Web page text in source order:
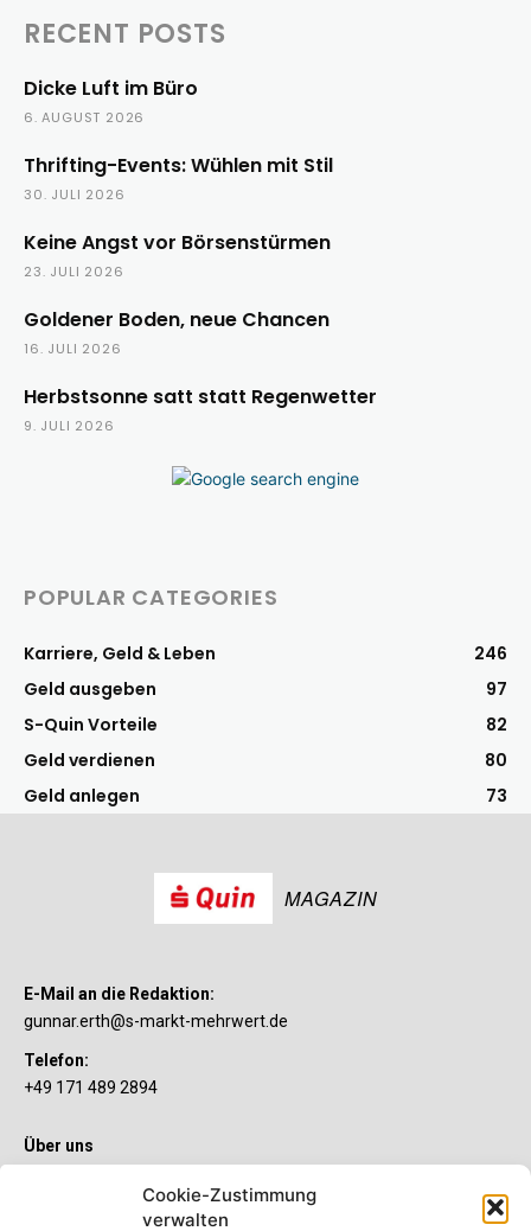
Cookie-Zustimmung
verwalten
RECENT POSTS
Dicke Luft im Büro
6. AUGUST 2026
Thrifting-Events: Wühlen mit Stil
30. JULI 2026
Keine Angst vor Börsenstürmen
23. JULI 2026
Goldener Boden, neue Chancen
16. JULI 2026
Herbstsonne satt statt Regenwetter
9. JULI 2026
POPULAR CATEGORIES
Karriere, Geld & Leben
246
Geld ausgeben
97
S-Quin Vorteile
82
Geld verdienen
80
Geld anlegen
73
MAGAZIN
E-Mail an die Redaktion:
gunnar.erth@s-markt-mehrwert.de
Telefon:
+49 171 489 2894
Über uns
Sie wollen mehr als ein gewöhnliches Girokonto? Dann ist unser
S-Quin Konto genau das Richtige für Sie. Die beiden